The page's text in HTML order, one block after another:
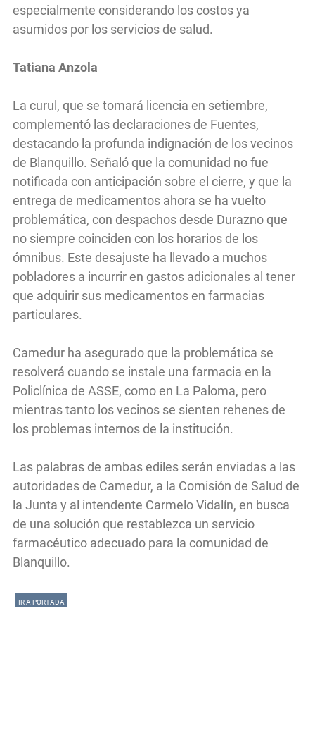
especialmente considerando los costos ya
asumidos por los servicios de salud.
Tatiana Anzola
La curul, que se tomará licencia en setiembre,
complementó las declaraciones de Fuentes,
destacando la profunda indignación de los vecinos
de Blanquillo. Señaló que la comunidad no fue
notificada con anticipación sobre el cierre, y que la
entrega de medicamentos ahora se ha vuelto
problemática, con despachos desde Durazno que
no siempre coinciden con los horarios de los
ómnibus. Este desajuste ha llevado a muchos
pobladores a incurrir en gastos adicionales al tener
que adquirir sus medicamentos en farmacias
particulares.
Camedur ha asegurado que la problemática se
resolverá cuando se instale una farmacia en la
Policlínica de ASSE, como en La Paloma, pero
mientras tanto los vecinos se sienten rehenes de
los problemas internos de la institución.
Las palabras de ambas ediles serán enviadas a las
autoridades de Camedur, a la Comisión de Salud de
la Junta y al intendente Carmelo Vidalín, en busca
de una solución que restablezca un servicio
farmacéutico adecuado para la comunidad de
Blanquillo.
IR A PORTADA